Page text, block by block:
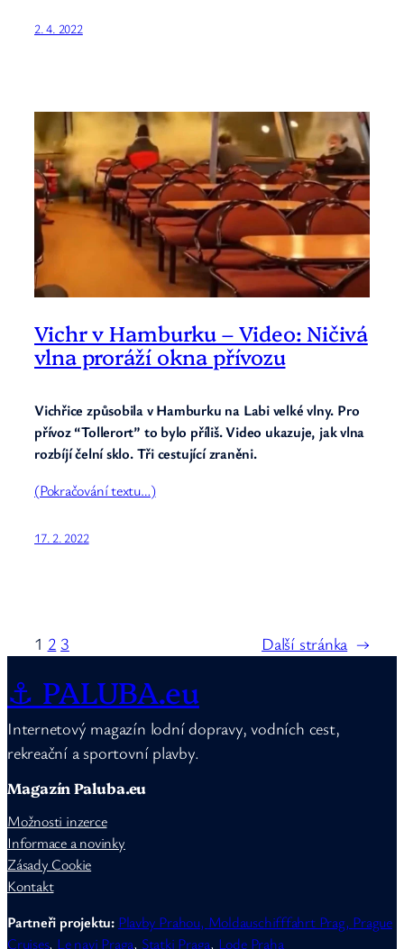
2. 4. 2022
Vichr v Hamburku – Video: Ničivá
vlna proráží okna přívozu
Vichřice způsobila v Hamburku na Labi velké vlny. Pro
přívoz “Tollerort” to bylo příliš. Video ukazuje, jak vlna
rozbíjí čelní sklo. Tři cestující zraněni.
(Pokračování textu…)
17. 2. 2022
1 2 3 Další stránka →
⚓ PALUBA.eu
Internetový magazín lodní dopravy, vodních cest,
rekreační a sportovní plavby.
Magazín Paluba.eu
Možnosti inzerce
Informace a novinky
Zásady Cookie
Kontakt
Partneři projektu: Plavby Prahou, Moldauschifffahrt Prag, Prague
Cruises, Le navi Praga, Statki Praga, Lode Praha